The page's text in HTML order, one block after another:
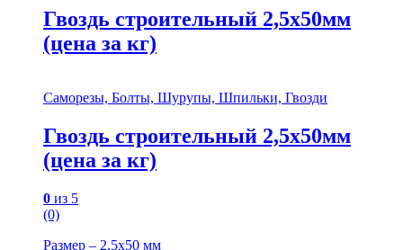
Гвоздь строительный 2,5х50мм
(цена за кг)
Саморезы, Болты, Шурупы, Шпильки, Гвозди
Гвоздь строительный 2,5х50мм
(цена за кг)
0 из 5
(0)
Размер – 2,5х50 мм